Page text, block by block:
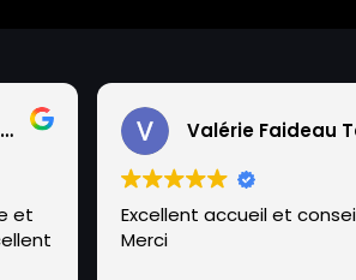
Jean-Pierre Faideau
et
Excellent accueil et
Merci